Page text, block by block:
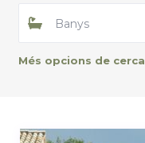
Banys
Més opcions de cerca